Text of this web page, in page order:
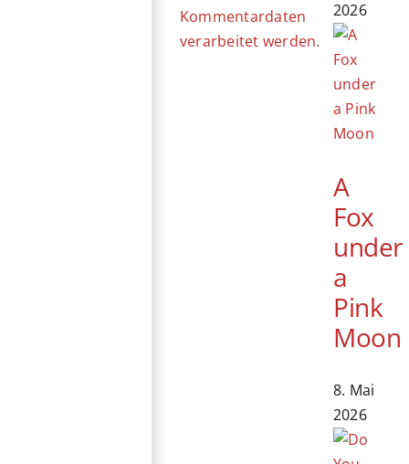
Kommentardaten
verarbeitet werden.
2026
A
Fox
under
a
Pink
Moon
8. Mai
2026